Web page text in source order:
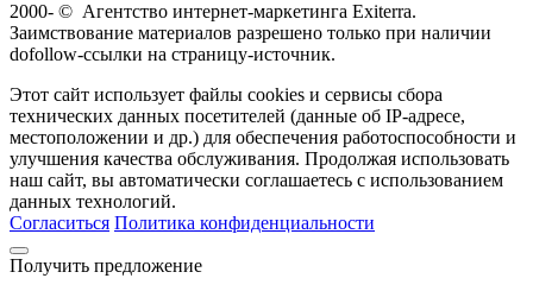
2000- © Агентство интернет-маркетинга Exiterra.
Заимствование материалов разрешено только при наличии
dofollow-ссылки на страницу-источник.
Этот сайт использует файлы cookies и сервисы сбора
технических данных посетителей (данные об IP-адресе,
местоположении и др.) для обеспечения работоспособности и
улучшения качества обслуживания. Продолжая использовать
наш сайт, вы автоматически соглашаетесь с использованием
данных технологий.
Согласиться Политика конфиденциальности
Получить предложение